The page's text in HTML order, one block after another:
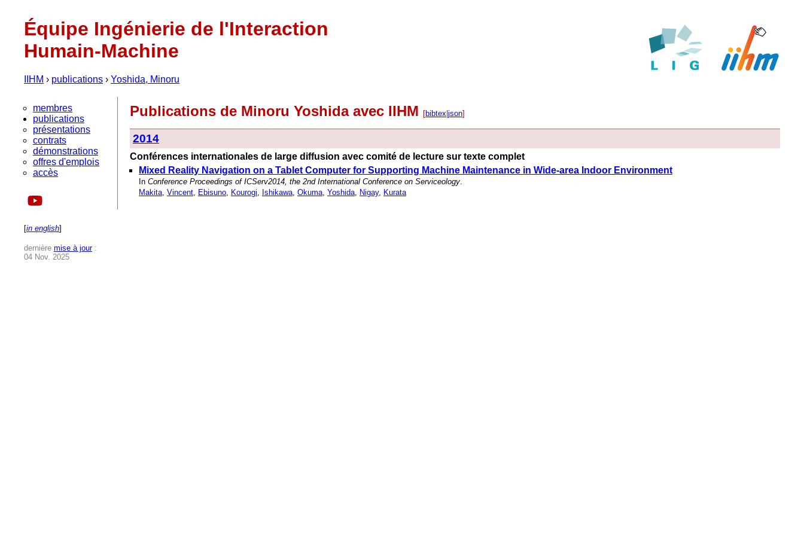
Équipe Ingénierie de l'Interaction
Humain-Machine
IIHM › publications › Yoshida, Minoru
membres
publications
présentations
contrats
démonstrations
offres d'emplois
accès
[in english]
dernière mise à jour:
04 Nov. 2025
Publications de Minoru Yoshida avec IIHM [bibtex json]
2014
Conférences internationales de large diffusion avec comité de lecture sur texte complet
Mixed Reality Navigation on a Tablet Computer for Supporting Machine Maintenance in Wide-area Indoor Environment
In Conference Proceedings of ICServ2014, the 2nd International Conference on Serviceology.
Makita, Vincent, Ebisuno, Kourogi, Ishikawa, Okuma, Yoshida, Nigay, Kurata